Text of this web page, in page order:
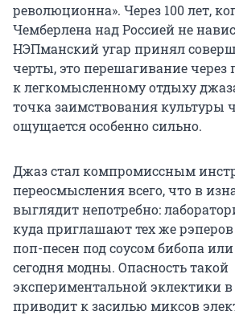
революционна». Через 100 лет,
Чемберлена над Россией не
НЭПманский угар принял
черты, это перешагивание через
к легкомысленному отдыху
точка заимствования культуры
ощущается особенно сильно.
Джаз стал компромиссным
переосмысления всего, что в
выглядит непотребно:
куда приглашают тех же
поп-песен под соусом бибопа
сегодня модны. Опасность такой
экспериментальной эклектики в
приводит к засилью миксов